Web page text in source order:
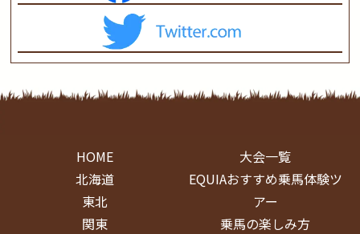
HOME
北海道
東北
関東
大会一覧
EQUIAおすすめ乗馬体験ツ
アー
乗馬の楽しみ方